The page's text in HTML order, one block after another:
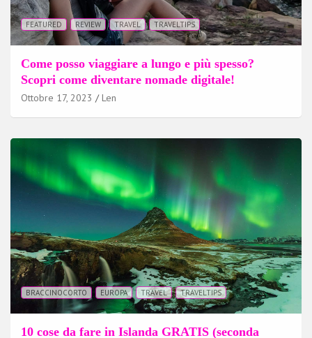
FEATURED REVIEW TRAVEL TRAVELTIPS
Come posso viaggiare a lungo e più spesso?
Scopri come diventare nomade digitale!
Ottobre 17, 2023 Len
BRACCINOCORTO EUROPA TRAVEL TRAVELTIPS
10 cose da fare in Islanda GRATIS (seconda